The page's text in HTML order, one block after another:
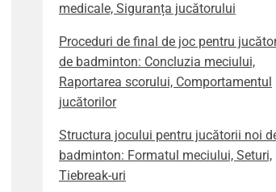
medicale, Siguranța jucătorului
Proceduri de final de joc pentru
de badminton: Concluzia meciului,
Raportarea scorului, Comportamentul
jucătorilor
Structura jocului pentru jucătorii noi
badminton: Formatul meciului, Seturi,
Tiebreak-uri